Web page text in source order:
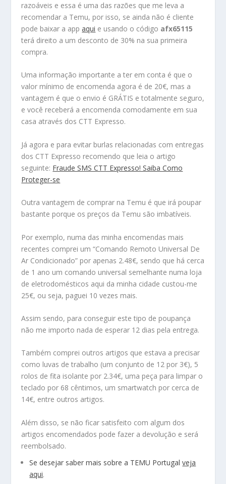
razoáveis e essa é uma das razões que me leva a
recomendar a Temu, por isso, se ainda não é cliente
pode baixar a appaqui e usando o código afx65115
terá direito a um desconto de 30% na sua primeira
compra.
Uma informação importante a ter em conta é que o
valor mínimo de encomenda agora é de 20€, mas a
vantagem é que o envio é GRÁTIS e totalmente seguro,
e você receberá a encomenda comodamente em sua
casa através dos CTT Expresso.
Já agora e para evitar burlas relacionadas com entregas
dos CTT Expresso recomendo que leia o artigo
seguinte: Fraude SMS CTT Expresso! Saiba Como
Proteger-se
Outra vantagem de comprar na Temu é que irá poupar
bastante porque os preços da Temu são imbatíveis.
Por exemplo, numa das minha encomendas mais
recentes comprei um “Comando Remoto Universal De
Ar Condicionado” por apenas 2.48€, sendo que há cerca
de 1 ano um comando universal semelhante numa loja
de eletrodomésticos aqui da minha cidade custou-me
25€, ou seja, paguei 10 vezes mais.
Assim sendo, para conseguir este tipo de poupança
não me importo nada de esperar 12 dias pela entrega.
Também comprei outros artigos que estava a precisar
como luvas de trabalho (um conjunto de 12 por 3€), 5
rolos de fita isolante por 2.34€, uma peça para limpar o
teclado por 68 cêntimos, um smartwatch por cerca de
14€, entre outros artigos.
Além disso, se não ficar satisfeito com algum dos
artigos encomendados pode fazer a devolução e será
reembolsado.
Se desejar saber mais sobre a TEMU Portugalveja
aqui.